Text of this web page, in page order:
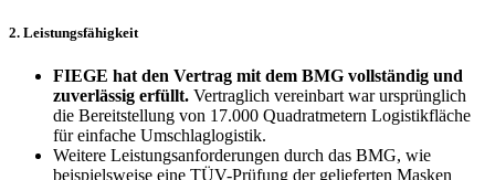
2. Leistungsfähigkeit
FIEGE hat den Vertrag mit dem BMG vollständig und
zuverlässig erfüllt. Vertraglich vereinbart war ursprünglich
die Bereitstellung von 17.000 Quadratmetern Logistikfläche
für einfache Umschlaglogistik.
Weitere Leistungsanforderungen durch das BMG, wie
beispielsweise eine TÜV-Prüfung der gelieferten Masken